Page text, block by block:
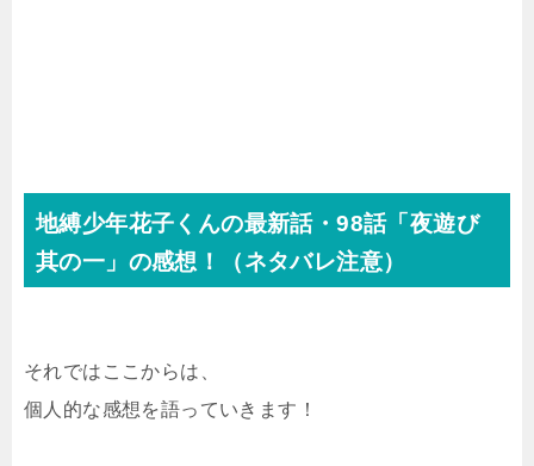
地縛少年花子くんの最新話・98話「夜遊び
其の一」の感想！（ネタバレ注意）
それではここからは、
個人的な感想を語っていきます！